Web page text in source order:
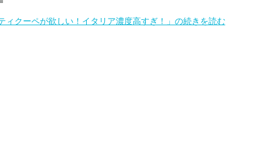
ィクーペが欲しい！イタリア濃度高すぎ！」の続きを読む